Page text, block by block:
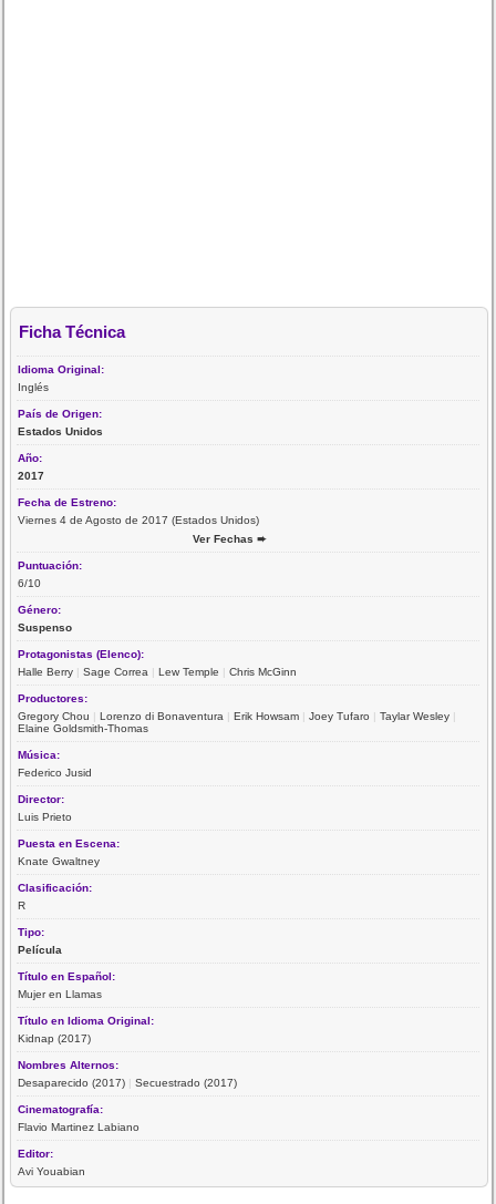
Ficha Técnica
Idioma Original:
Inglés
País de Origen:
Estados Unidos
Año:
2017
Fecha de Estreno:
Viernes 4 de Agosto de 2017 (Estados Unidos)
Ver Fechas ➨
Puntuación:
6/10
Género:
Suspenso
Protagonistas (Elenco):
Halle Berry |Sage Correa |Lew Temple |Chris McGinn
Productores:
Gregory Chou |Lorenzo di Bonaventura |Erik Howsam |Joey Tufaro |Taylar Wesley |
Elaine Goldsmith-Thomas
Música:
Federico Jusid
Director:
Luis Prieto
Puesta en Escena:
Knate Gwaltney
Clasificación:
R
Tipo:
Película
Título en Español:
Mujer en Llamas
Título en Idioma Original:
Kidnap (2017)
Nombres Alternos:
Desaparecido (2017) |Secuestrado (2017)
Cinematografía:
Flavio Martinez Labiano
Editor:
Avi Youabian